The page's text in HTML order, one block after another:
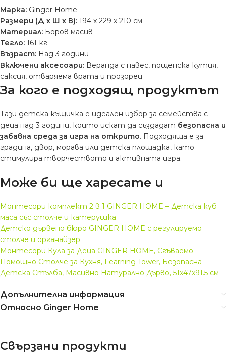
Марка: Ginger Home
Размери (Д x Ш x В): 194 x 229 x 210 см
Материал: Боров масив
Тегло: 161 кг
Възраст: Над 3 години
Включени аксесоари: Веранда с навес, пощенска кутия,
саксия, отваряема врата и прозорец
За кого е подходящ продуктът
Тази детска къщичка е идеален избор за семейства с
деца над 3 години, които искат да създадат безопасна и
забавна среда за игра на открито. Подходяща е за
градина, двор, морава или детска площадка, като
стимулира творчеството и активната игра.
Може би ще харесате и
Монтесори комплект 2 в 1 GINGER HOME – Детска куб
маса със столче и катерушка
Детско дървено бюро GINGER HOME с регулируемо
столче и органайзер
Монтесори Кула за Деца GINGER HOME, Сгъваемо
Помощно Столче за Кухня, Learning Tower, Безопасна
Детска Стълба, Масивно Натурално Дърво, 51x47x91.5 см
Допълнителна информация
Относно Ginger Home
Свързани продукти